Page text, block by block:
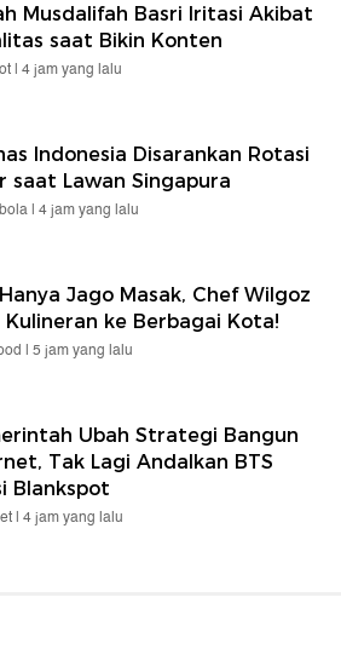
Musdalifah Basri Iritasi Akibat
saat Bikin Konten
| 4 jam yang lalu
Indonesia Disarankan Rotasi
saat Lawan Singapura
| 4 jam yang lalu
Jago Masak, Chef Wilgoz
Kulineran ke Berbagai Kota!
| 5 jam yang lalu
Ubah Strategi Bangun
Tak Lagi Andalkan BTS
Blankspot
| 4 jam yang lalu